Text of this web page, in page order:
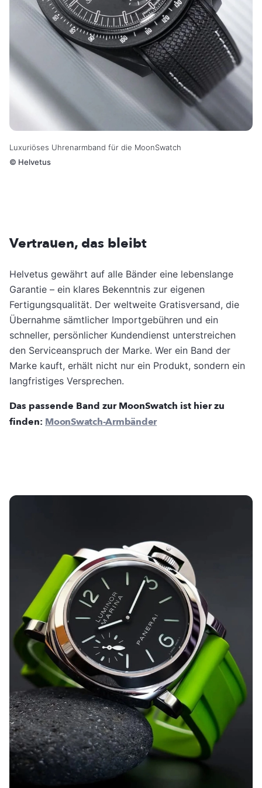
Luxuriöses Uhrenarmband für die MoonSwatch
© Helvetus
Vertrauen, das bleibt
Helvetus gewährt auf alle Bänder eine lebenslange
Garantie – ein klares Bekenntnis zur eigenen
Fertigungsqualität. Der weltweite Gratisversand, die
Übernahme sämtlicher Importgebühren und ein
schneller, persönlicher Kundendienst unterstreichen
den Serviceanspruch der Marke. Wer ein Band der
Marke kauft, erhält nicht nur ein Produkt, sondern ein
langfristiges Versprechen.
Das passende Band zur MoonSwatch ist hier zu
finden: MoonSwatch-Armbänder